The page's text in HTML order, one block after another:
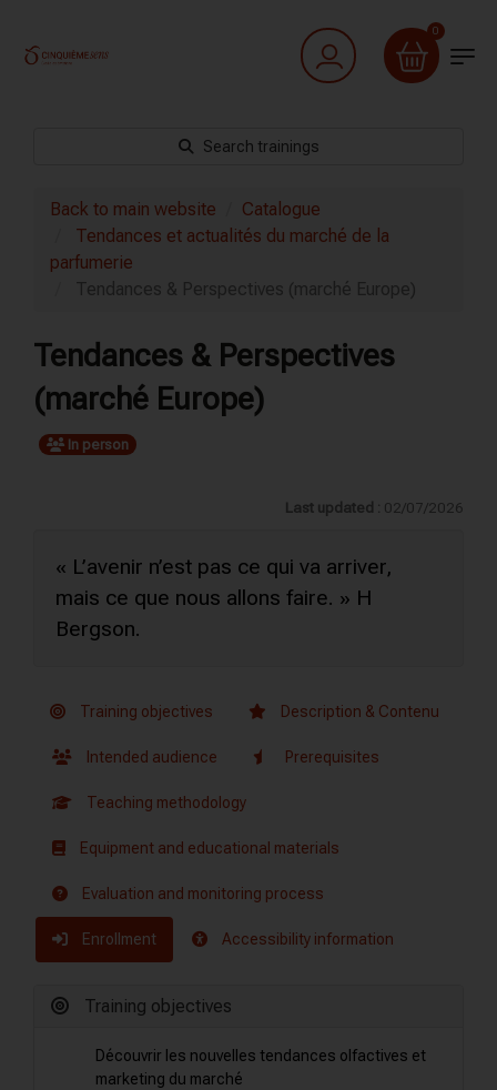
0
Search trainings
Back to main website
Catalogue
Tendances et actualités du marché de la
parfumerie
Tendances & Perspectives (marché Europe)
Tendances & Perspectives
(marché Europe)
In person
Last updated : 02/07/2026
« L’avenir n’est pas ce qui va arriver,
mais ce que nous allons faire. » H
Bergson.
Training objectives Description & Contenu
Intended audience Prerequisites
Teaching methodology
Equipment and educational materials
Evaluation and monitoring process
Enrollment Accessibility information
Training objectives
Découvrir les nouvelles tendances olfactives et
marketing du marché